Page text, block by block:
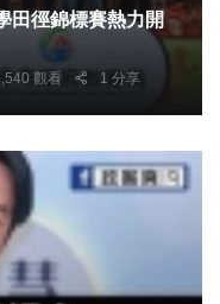
田徑錦標賽熱力開
觀看 1 分享